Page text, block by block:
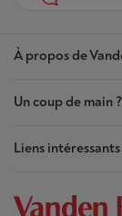
À propos de
Nos magasins
Contrat de
Plan du site
Un coup de main ?
Mes commandes
Liens intéressants
Outlet